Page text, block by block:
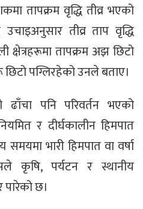
तापक्रम वृद्धि तीव्र भएको
उचाइअनुसार तीव्र ताप वृद्धि
क्षेत्रहरूमा तापक्रम अझ छिटो
पग्लिरहेको उनले बताए।
पनि परिवर्तन भएको
र दीर्घकालीन हिमपात
भारी हिमपात वा वर्षा
पर्यटन र स्थानीय
पारेको छ।